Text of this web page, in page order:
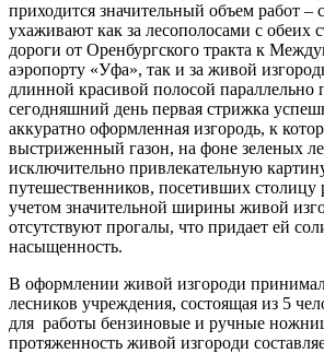
приходится значительный объем работ –
ухаживают как за лесополосами с обеих
дороги от Оренбургского тракта к
аэропорту «Уфа», так и за живой
длинной красивой полосой параллельно
сегодняшний день первая стрижка
аккуратно оформленная изгородь, к
выстриженный газон, на фоне зеленых
исключительно привлекательную
путешественников, посетивших столицу
учетом значительной ширины живой
отсутствуют прогалы, что придает ей
насыщенность.
В оформлении живой изгороди
лесников учреждения, состоящая из 5
для работы бензиновые и ручные
протяженность живой изгороди